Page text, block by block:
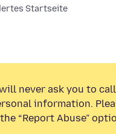
Startseite
never ask you to
information.
“Report Abuse”